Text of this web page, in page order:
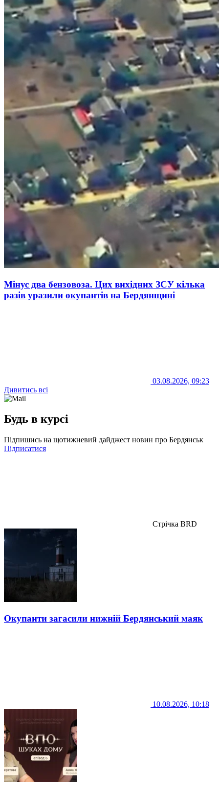
Мінус два бензовоза. Цих вихідних ЗСУ кілька
разів уразили окупантів на Бердянщині
03.08.2026, 09:23
Дивитись всі
Будь в курсі
Підпишись на щотижневий дайджест новин про Бердянськ
Підписатися
Стрічка BRD
Окупанти загасили нижній Бердянський маяк
10.08.2026, 10:18